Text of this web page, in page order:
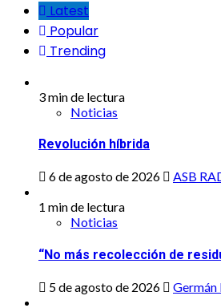
Latest
Popular
Trending
3 min de lectura
Noticias
Revolución híbrida
6 de agosto de 2026
ASB
1 min de lectura
Noticias
“No más recolección de
5 de agosto de 2026
Germán